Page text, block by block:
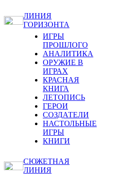
ЛИНИЯ
ГОРИЗОНТА
ИГРЫ
ПРОШЛОГО
АНАЛИТИКА
ОРУЖИЕ В
ИГРАХ
КРАСНАЯ
КНИГА
ЛЕТОПИСЬ
ГЕРОИ
СОЗДАТЕЛИ
НАСТОЛЬНЫЕ
ИГРЫ
КНИГИ
СЮЖЕТНАЯ
ЛИНИЯ